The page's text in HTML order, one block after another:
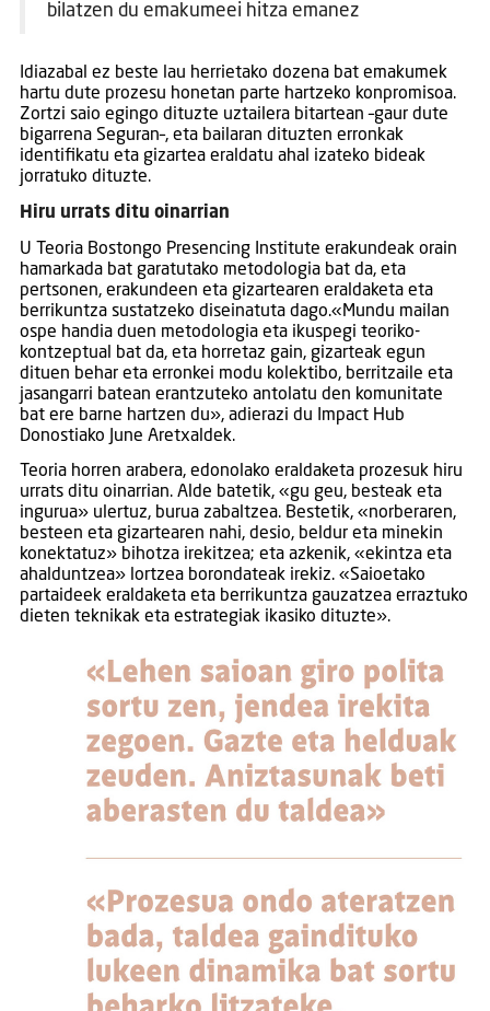
bilatzen du emakumeei hitza emanez
Idiazabal ez beste lau herrietako dozena bat emakumek
hartu dute prozesu honetan parte hartzeko konpromisoa.
Zortzi saio egingo dituzte uztailera bitartean –gaur dute
bigarrena Seguran–, eta bailaran dituzten erronkak
identifikatu eta gizartea eraldatu ahal izateko bideak
jorratuko dituzte.
Hiru urrats ditu oinarrian
U Teoria Bostongo Presencing Institute erakundeak orain
hamarkada bat garatutako metodologia bat da, eta
pertsonen, erakundeen eta gizartearen eraldaketa eta
berrikuntza sustatzeko diseinatuta dago.«Mundu mailan
ospe handia duen metodologia eta ikuspegi teoriko-
kontzeptual bat da, eta horretaz gain, gizarteak egun
dituen behar eta erronkei modu kolektibo, berritzaile eta
jasangarri batean erantzuteko antolatu den komunitate
bat ere barne hartzen du», adierazi du Impact Hub
Donostiako June Aretxaldek.
Teoria horren arabera, edonolako eraldaketa prozesuk hiru
urrats ditu oinarrian. Alde batetik, «gu geu, besteak eta
ingurua» ulertuz, burua zabaltzea. Bestetik, «norberaren,
besteen eta gizartearen nahi, desio, beldur eta minekin
konektatuz» bihotza irekitzea; eta azkenik, «ekintza eta
ahalduntzea» lortzea borondateak irekiz. «Saioetako
partaideek eraldaketa eta berrikuntza gauzatzea erraztuko
dieten teknikak eta estrategiak ikasiko dituzte».